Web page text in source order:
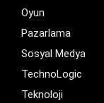
Oyun
Pazarlama
Sosyal Medya
TechnoLogic
Teknoloji